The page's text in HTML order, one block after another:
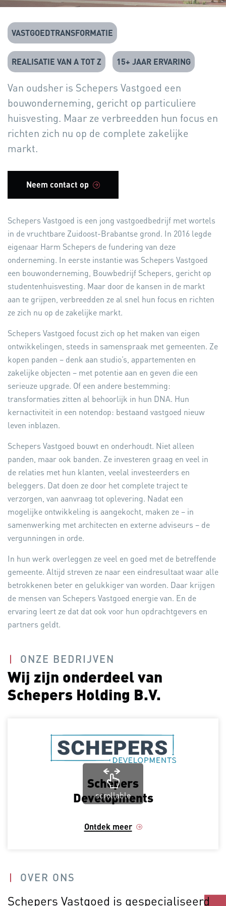
VASTGOEDTRANSFORMATIE
REALISATIE VAN A TOT Z 15+ JAAR ERVARING
Van oudsher is Schepers Vastgoed een
bouwonderneming, gericht op particuliere
huisvesting. Maar ze verbreedden hun focus en
richten zich nu op de complete zakelijke
markt.
Neem contact op
Schepers Vastgoed is een jong vastgoedbedrijf met wortels
in de vruchtbare Zuidoost-Brabantse grond. In 2016 legde
eigenaar Harm Schepers de fundering van deze
onderneming. In eerste instantie was Schepers Vastgoed
een bouwonderneming, Bouwbedrijf Schepers, gericht op
studentenhuisvesting. Maar door de kansen in de markt
aan te grijpen, verbreedden ze al snel hun focus en richten
ze zich nu op de zakelijke markt.
Schepers Vastgoed focust zich op het maken van eigen
ontwikkelingen, steeds in samenspraak met gemeenten. Ze
kopen panden – denk aan studio’s, appartementen en
zakelijke objecten – met potentie aan en geven die een
serieuze upgrade. Of een andere bestemming:
transformaties zitten al behoorlijk in hun DNA. Hun
kernactiviteit in een notendop: bestaand vastgoed nieuw
leven inblazen.
Schepers Vastgoed bouwt en onderhoudt. Niet alleen
panden, maar ook banden. Ze investeren graag en veel in
de relaties met hun klanten, veelal investeerders en
beleggers. Dat doen ze door het complete traject te
verzorgen, van aanvraag tot oplevering. Nadat een
mogelijke ontwikkeling is aangekocht, maken ze – in
samenwerking met architecten en externe adviseurs – de
vergunningen in orde.
In hun werk overleggen ze veel en goed met de betreffende
gemeente. Altijd streven ze naar een eindresultaat waar alle
betrokkenen beter en gelukkiger van worden. Daar krijgen
de mensen van Schepers Vastgoed energie van. En de
ervaring leert ze dat dat ook voor hun opdrachtgevers en
partners geldt.
ONZE BEDRIJVEN
Wij zijn onderdeel van
Schepers Holding B.V.
Schepers
Developments
Ontdek meer
scrollable
OVER ONS
Schepers Vastgoed is gespecialiseerd